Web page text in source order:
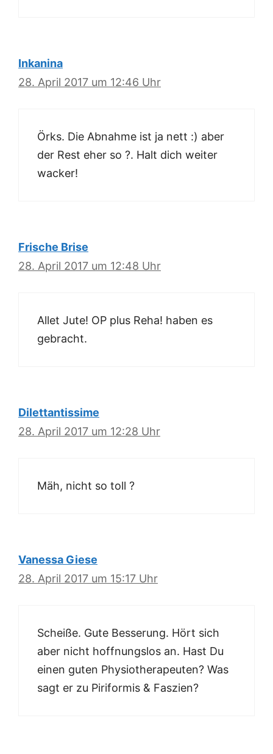
Inkanina
28. April 2017 um 12:46 Uhr
Örks. Die Abnahme ist ja nett :) aber
der Rest eher so ?. Halt dich weiter
wacker!
Frische Brise
28. April 2017 um 12:48 Uhr
Allet Jute! OP plus Reha! haben es
gebracht.
Dilettantissime
28. April 2017 um 12:28 Uhr
Mäh, nicht so toll ?
Vanessa Giese
28. April 2017 um 15:17 Uhr
Scheiße. Gute Besserung. Hört sich
aber nicht hoffnungslos an. Hast Du
einen guten Physiotherapeuten? Was
sagt er zu Piriformis & Faszien?